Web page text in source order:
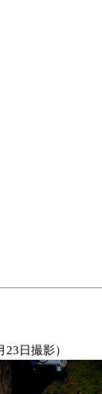
日撮影）